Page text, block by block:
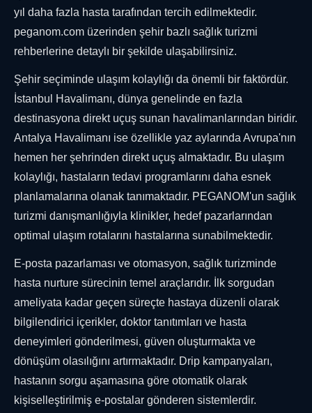
yıl daha fazla hasta tarafından tercih edilmektedir.
peganom.com üzerinden şehir bazlı sağlık turizmi
rehberlerine detaylı bir şekilde ulaşabilirsiniz.
Şehir seçiminde ulaşım kolaylığı da önemli bir faktördür.
İstanbul Havalimanı, dünya genelinde en fazla
destinasyona direkt uçuş sunan havalimanlarından biridir.
Antalya Havalimanı ise özellikle yaz aylarında Avrupa'nın
hemen her şehrinden direkt uçuş almaktadır. Bu ulaşım
kolaylığı, hastaların tedavi programlarını daha esnek
planlamalarına olanak tanımaktadır. PEGANOM'un sağlık
turizmi danışmanlığıyla klinikler, hedef pazarlarından
optimal ulaşım rotalarını hastalarına sunabilmektedir.
E-posta pazarlaması ve otomasyon, sağlık turizminde
hasta nurture sürecinin temel araçlarıdır. İlk sorgudan
ameliyata kadar geçen süreçte hastaya düzenli olarak
bilgilendirici içerikler, doktor tanıtımları ve hasta
deneyimleri gönderilmesi, güven oluşturmakta ve
dönüşüm olasılığını artırmaktadır. Drip kampanyaları,
hastanın sorgu aşamasına göre otomatik olarak
kişiselleştirilmiş e-postalar gönderen sistemlerdir.